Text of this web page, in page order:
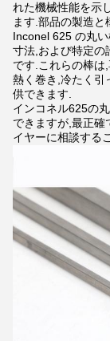
れた機械性能を示
ます.部品の製造と
Inconel 625 の丸
寸法,および特定の
です.これらの棒は
熱く巻き,冷たく引
供できます.
インコネル625の
できますが,最正確
イヤーに相談する